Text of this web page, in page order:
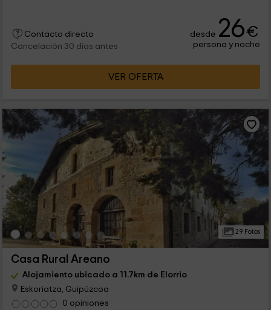
Contacto directo
Cancelación 30 días antes
desde 26€
persona y noche
VER OFERTA
29 Fotos
Casa Rural Areano
Alojamiento ubicado a 11.7km de Elorrio
Eskoriatza, Guipúzcoa
0 opiniones